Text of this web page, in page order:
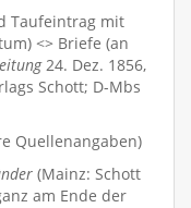
Taufeintrag mit
<> Briefe (an
24. Dez. 1856,
Schott; D-Mbs
Quellenangaben)
(Mainz: Schott
am Ende der